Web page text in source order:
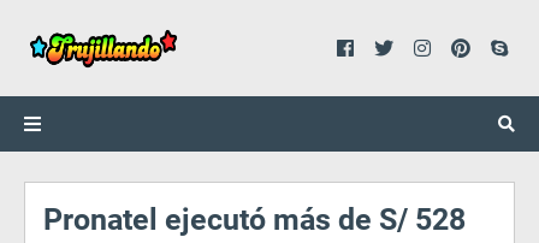
Pronatel ejecutó más de S/ 528